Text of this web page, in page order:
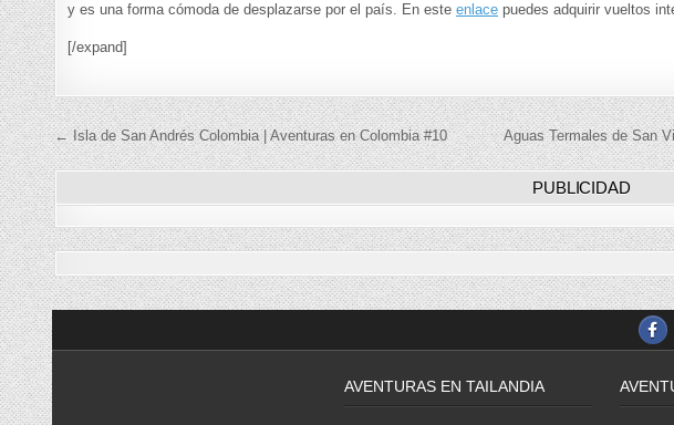
y es una forma cómoda de desplazarse por el país. En esteenlace puedes adquirir vueltos
[/expand]
Navegación
de
entradas
Aguas Termales de San
← Isla de San Andrés Colombia | Aventuras en Colombia #10
PUBLICIDAD
AVENTURAS EN TAILANDIA